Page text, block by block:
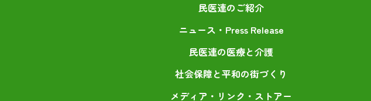
民医連のご紹介
ニュース・Press Release
民医連の医療と介護
社会保障と平和の街づくり
メディア・リンク・ストアー